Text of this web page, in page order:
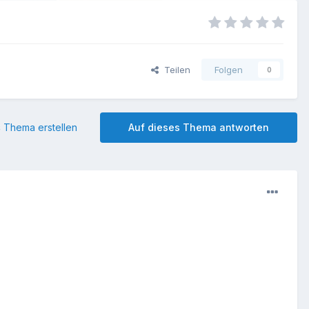
Teilen Folgen 0
Auf dieses Thema antworten
Thema erstellen